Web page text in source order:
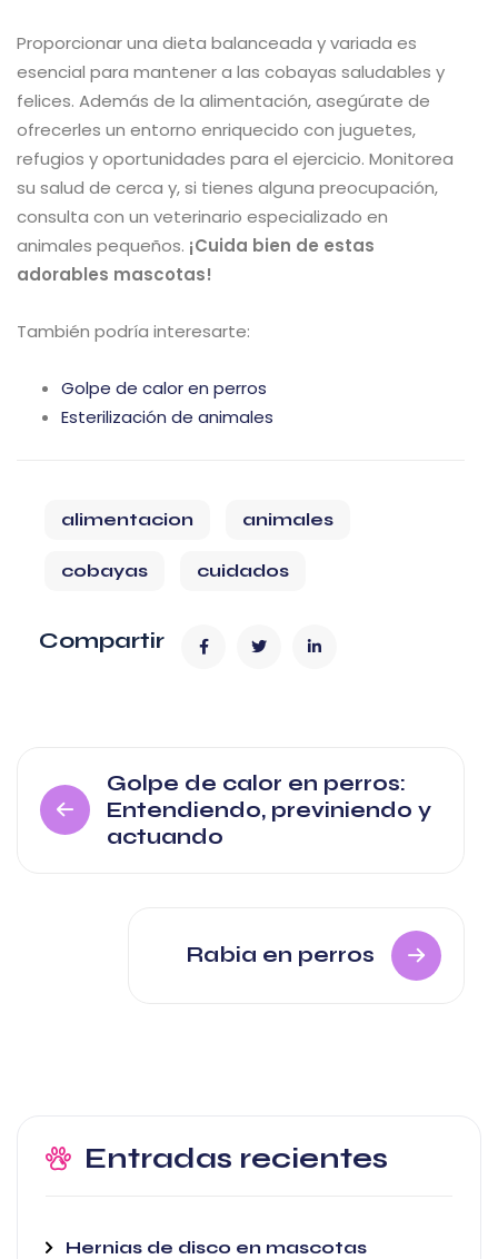
Proporcionar una dieta balanceada y variada es
esencial para mantener a las cobayas saludables y
felices. Además de la alimentación, asegúrate de
ofrecerles un entorno enriquecido con juguetes,
refugios y oportunidades para el ejercicio. Monitorea
su salud de cerca y, si tienes alguna preocupación,
consulta con un veterinario especializado en
animales pequeños. ¡Cuida bien de estas
adorables mascotas!
También podría interesarte:
Golpe de calor en perros
Esterilización de animales
alimentacion animales
cobayas cuidados
Compartir
Navegación
de
Golpe de calor en perros:
Entendiendo, previniendo y
actuando
Rabia en perros
Entradas recientes
Hernias de disco en mascotas